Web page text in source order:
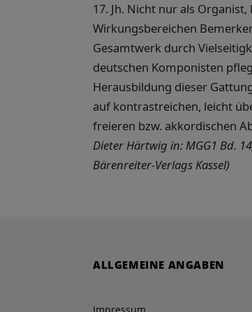
17. Jh. Nicht nur als
Wirkungsbereichen
Gesamtwerk durch
deutschen Komponisten
Herausbildung dieser
auf kontrastreichen, leicht
freieren bzw. akkordischen
Dieter Härtwig in: MGG1 Bd.
Bärenreiter-Verlags Kassel)
ALLGEMEINE ANGABEN
Impressum